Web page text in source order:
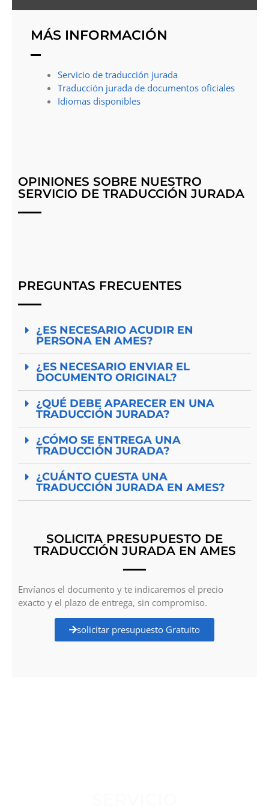
MÁS INFORMACIÓN
Servicio de traducción jurada
Traducción jurada de documentos oficiales
Idiomas disponibles
OPINIONES SOBRE NUESTRO
SERVICIO DE TRADUCCIÓN JURADA
PREGUNTAS FRECUENTES
¿ES NECESARIO ACUDIR EN
PERSONA EN AMES?
¿ES NECESARIO ENVIAR EL
DOCUMENTO ORIGINAL?
¿QUÉ DEBE APARECER EN UNA
TRADUCCIÓN JURADA?
¿CÓMO SE ENTREGA UNA
TRADUCCIÓN JURADA?
¿CUÁNTO CUESTA UNA
TRADUCCIÓN JURADA EN AMES?
SOLICITA PRESUPUESTO DE
TRADUCCIÓN JURADA EN AMES
Envíanos el documento y te indicaremos el precio
exacto y el plazo de entrega, sin compromiso.
solicitar presupuesto Gratuito